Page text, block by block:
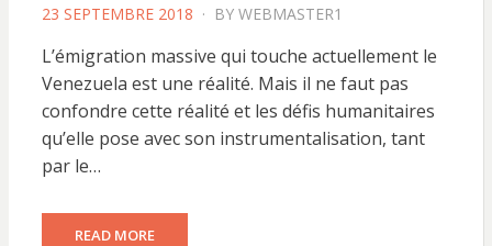
POSTED
23 SEPTEMBRE 2018 BY WEBMASTER1
L’émigration massive qui touche actuellement le
Venezuela est une réalité. Mais il ne faut pas
confondre cette réalité et les défis humanitaires
qu’elle pose avec son instrumentalisation, tant
par le…
READ MORE